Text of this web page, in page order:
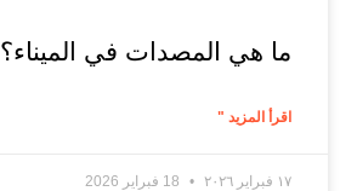
ما هي المصدات في الميناء؟
اقرأ المزيد "
١٧ فبراير ٢٠٢٦